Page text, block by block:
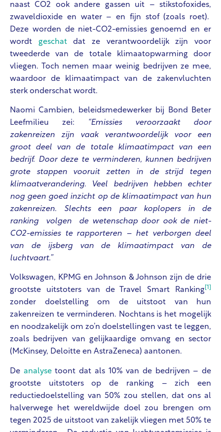
naast CO2 ook andere gassen uit – stikstofoxides,
zwaveldioxide en water – en fijn stof (zoals roet).
Deze worden de niet-CO2-emissies genoemd en er
wordt geschatdat ze verantwoordelijk zijn voor
tweederde van de totale klimaatopwarming door
vliegen. Toch nemen maar weinig bedrijven ze mee,
waardoor de klimaatimpact van de zakenvluchten
sterk onderschat wordt.
Naomi Cambien, beleidsmedewerker bij Bond Beter
Leefmilieu zei: “Emissies veroorzaakt door
zakenreizen zijn vaak verantwoordelijk voor een
groot deel van de totale klimaatimpact van een
bedrijf. Door deze te verminderen, kunnen bedrijven
grote stappen vooruit zetten in de strijd tegen
klimaatverandering. Veel bedrijven hebben echter
nog geen goed inzicht op de klimaatimpact van hun
zakenreizen. Slechts een paar koplopers in de
ranking volgen de wetenschap door ook de niet-
CO2-emissies te rapporteren – het verborgen deel
van de ijsberg van de klimaatimpact van de
luchtvaart.”
Volkswagen, KPMG en Johnson & Johnson zijn de drie
grootste uitstoters van de Travel Smart Ranking [1]
zonder doelstelling om de uitstoot van hun
zakenreizen te verminderen. Nochtans is het mogelijk
en noodzakelijk om zo’n doelstellingen vast te leggen,
zoals bedrijven van gelijkaardige omvang en sector
(McKinsey, Deloitte en AstraZeneca) aantonen.
De analysetoont dat als 10% van de bedrijven – de
grootste uitstoters op de ranking – zich een
reductiedoelstelling van 50% zou stellen, dat ons al
halverwege het wereldwijde doel zou brengen om
tegen 2025 de uitstoot van zakelijk vliegen met 50% te